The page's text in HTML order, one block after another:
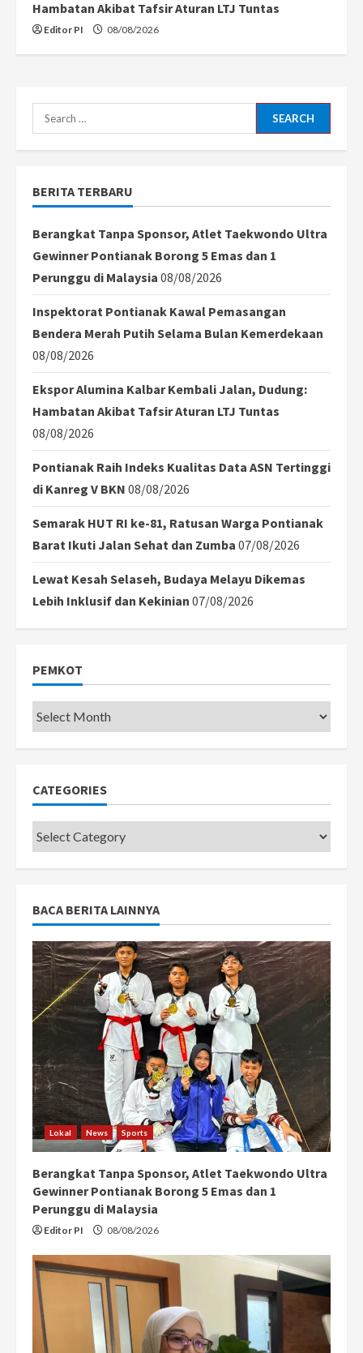
Hambatan Akibat Tafsir Aturan LTJ Tuntas
Editor PI 08/08/2026
Search
for:
BERITA TERBARU
Berangkat Tanpa Sponsor, Atlet Taekwondo Ultra
Gewinner Pontianak Borong 5 Emas dan 1
Perunggu di Malaysia 08/08/2026
Inspektorat Pontianak Kawal Pemasangan
Bendera Merah Putih Selama Bulan Kemerdekaan
08/08/2026
Ekspor Alumina Kalbar Kembali Jalan, Dudung:
Hambatan Akibat Tafsir Aturan LTJ Tuntas
08/08/2026
Pontianak Raih Indeks Kualitas Data ASN Tertinggi
di Kanreg V BKN 08/08/2026
Semarak HUT RI ke-81, Ratusan Warga Pontianak
Barat Ikuti Jalan Sehat dan Zumba 07/08/2026
Lewat Kesah Selaseh, Budaya Melayu Dikemas
Lebih Inklusif dan Kekinian 07/08/2026
PEMKOT
Pemkot
CATEGORIES
Categories
BACA BERITA LAINNYA
Lokal News Sports
Berangkat Tanpa Sponsor, Atlet Taekwondo Ultra
Gewinner Pontianak Borong 5 Emas dan 1
Perunggu di Malaysia
Editor PI 08/08/2026